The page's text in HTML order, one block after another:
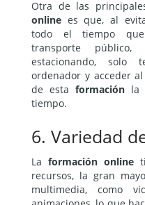
Otra de las
online es que, al
todo el tiempo
transporte
estacionando, solo
ordenador y acceder
de esta formaciónla
tiempo.
6. Variedad
La formación online
recursos, la gran
multimedia, como